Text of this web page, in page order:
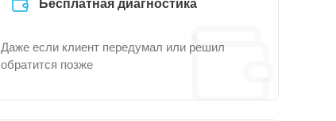
Бесплатная диагностика
Даже если клиент передумал или решил
обратится позже